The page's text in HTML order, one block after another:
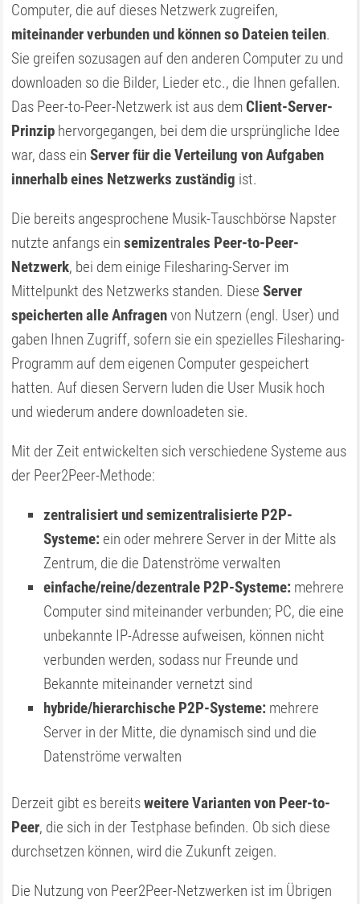
Computer, die auf dieses Netzwerk zugreifen,
miteinander verbunden und können so Dateien teilen.
Sie greifen sozusagen auf den anderen Computer zu und
downloaden so die Bilder, Lieder etc., die Ihnen gefallen.
Das Peer-to-Peer-Netzwerk ist aus demClient-Server-
Prinzip hervorgegangen, bei dem die ursprüngliche Idee
war, dass einServer für die Verteilung von Aufgaben
innerhalb eines Netzwerks zuständig ist.
Die bereits angesprochene Musik-Tauschbörse Napster
nutzte anfangs einsemizentrales Peer-to-Peer-
Netzwerk, bei dem einige Filesharing-Server im
Mittelpunkt des Netzwerks standen. DieseServer
speicherten alle Anfragenvon Nutzern (engl. User) und
gaben Ihnen Zugriff, sofern sie ein spezielles Filesharing-
Programm auf dem eigenen Computer gespeichert
hatten. Auf diesen Servern luden die User Musik hoch
und wiederum andere downloadeten sie.
Mit der Zeit entwickelten sich verschiedene Systeme aus
der Peer2Peer-Methode:
zentralisiert und semizentralisierte P2P-
Systeme: ein oder mehrere Server in der Mitte als
Zentrum, die die Datenströme verwalten
einfache/reine/dezentrale P2P-Systeme: mehrere
Computer sind miteinander verbunden; PC, die eine
unbekannte IP-Adresse aufweisen, können nicht
verbunden werden, sodass nur Freunde und
Bekannte miteinander vernetzt sind
hybride/hierarchische P2P-Systeme: mehrere
Server in der Mitte, die dynamisch sind und die
Datenströme verwalten
Derzeit gibt es bereitsweitere Varianten von Peer-to-
Peer, die sich in der Testphase befinden. Ob sich diese
durchsetzen können, wird die Zukunft zeigen.
Die Nutzung von Peer2Peer-Netzwerken ist im Übrigen